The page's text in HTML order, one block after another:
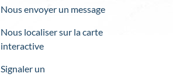
Nous envoyer un message
Nous localiser sur la carte
interactive
Signaler un